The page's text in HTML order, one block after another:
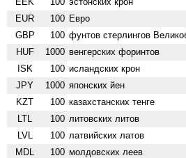
EUR 100 Евро
GBP 100 фунтов стерлингов
HUF 1000 венгерских форинтов
ISK 100 исландских крон
JPY 1000 японских йен
KZT 100 казахстанских тенге
LTL 100 литовских литов
LVL 100 латвийских латов
MDL 100 молдовских леев